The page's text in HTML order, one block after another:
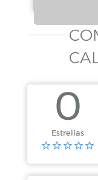
0
Estrellas